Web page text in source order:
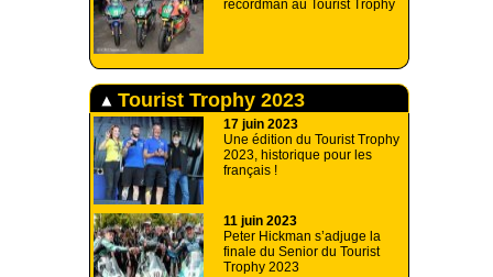
recordman au Tourist Trophy
Tourist Trophy 2023
17 juin 2023
Une édition du Tourist Trophy
2023, historique pour les
français !
11 juin 2023
Peter Hickman s’adjuge la
finale du Senior du Tourist
Trophy 2023